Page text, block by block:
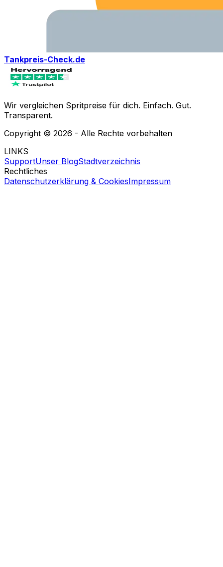
Tankpreis-Check.de
Wir vergleichen Spritpreise für dich. Einfach. Gut.
Transparent.
Copyright © 2026 - Alle Rechte vorbehalten
LINKS
SupportUnser BlogStadtverzeichnis
Rechtliches
Datenschutzerklärung & CookiesImpressum